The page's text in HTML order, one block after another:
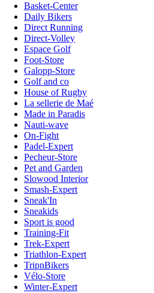
Basket-Center
Daily Bikers
Direct Running
Direct-Volley
Espace Golf
Foot-Store
Galopp-Store
Golf and co
House of Rugby
La sellerie de Maé
Made in Paradis
Nauti-wave
On-Fight
Padel-Expert
Pecheur-Store
Pet and Garden
Slowood Interior
Smash-Expert
Sneak'In
Sneakids
Sport is good
Training-Fit
Trek-Expert
Triathlon-Expert
TripnBikers
Vélo-Store
Winter-Expert